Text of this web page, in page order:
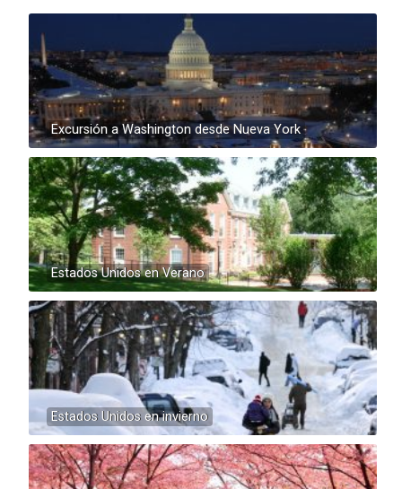
Excursión a Washington desde Nueva York
Estados Unidos en Verano
Estados Unidos en invierno